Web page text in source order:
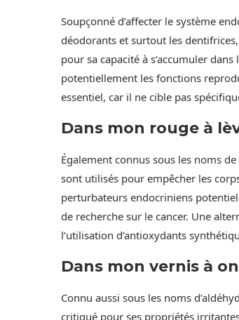
Soupçonné d’affecter le système
déodorants et surtout les
pour sa capacité à s’accumuler
potentiellement les fonctions
essentiel, car il ne cible pas
Dans mon rouge à
Également connus sous les noms
sont utilisés pour empêcher les
perturbateurs endocriniens
de recherche sur le cancer. Une
l’utilisation d’antioxydants
Dans mon vernis à
Connu aussi sous les noms
critiqué pour ses propriétés